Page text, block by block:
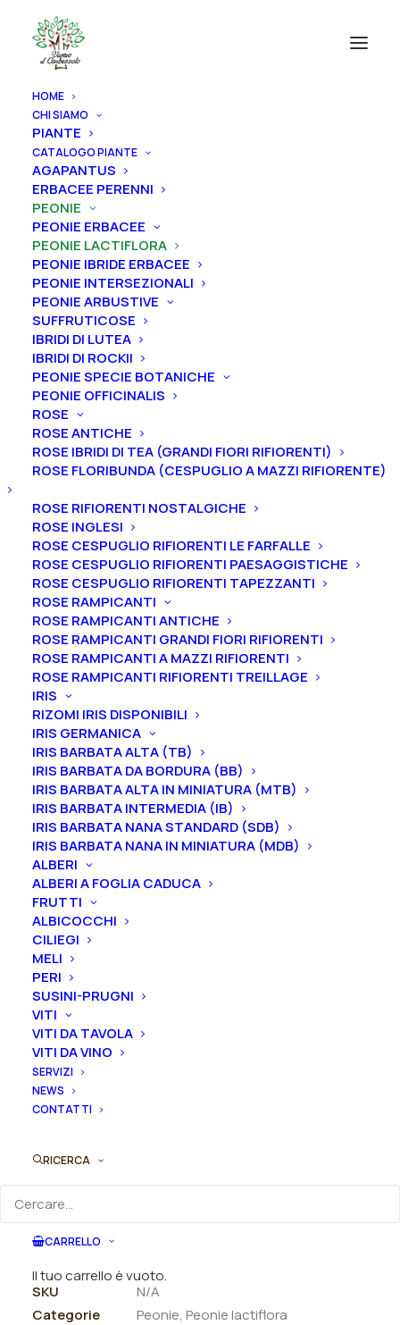
HOME
CHI SIAMO
PIANTE
CATALOGO PIANTE
AGAPANTUS
ERBACEE PERENNI
PEONIE
PEONIE ERBACEE
PEONIE LACTIFLORA
PEONIE IBRIDE ERBACEE
PEONIE INTERSEZIONALI
PEONIE ARBUSTIVE
SUFFRUTICOSE
IBRIDI DI LUTEA
IBRIDI DI ROCKII
PEONIE SPECIE BOTANICHE
PEONIE OFFICINALIS
ROSE
ROSE ANTICHE
ROSE IBRIDI DI TEA (GRANDI FIORI RIFIORENTI)
ROSE FLORIBUNDA (CESPUGLIO A MAZZI RIFIORENTE)
ROSE RIFIORENTI NOSTALGICHE
ROSE INGLESI
ROSE CESPUGLIO RIFIORENTI LE FARFALLE
ROSE CESPUGLIO RIFIORENTI PAESAGGISTICHE
ROSE CESPUGLIO RIFIORENTI TAPEZZANTI
ROSE RAMPICANTI
ROSE RAMPICANTI ANTICHE
ROSE RAMPICANTI GRANDI FIORI RIFIORENTI
ROSE RAMPICANTI A MAZZI RIFIORENTI
ROSE RAMPICANTI RIFIORENTI TREILLAGE
IRIS
RIZOMI IRIS DISPONIBILI
IRIS GERMANICA
IRIS BARBATA ALTA (TB)
IRIS BARBATA DA BORDURA (BB)
IRIS BARBATA ALTA IN MINIATURA (MTB)
IRIS BARBATA INTERMEDIA (IB)
IRIS BARBATA NANA STANDARD (SDB)
IRIS BARBATA NANA IN MINIATURA (MDB)
ALBERI
ALBERI A FOGLIA CADUCA
FRUTTI
ALBICOCCHI
CILIEGI
MELI
PERI
SUSINI-PRUGNI
VITI
VITI DA TAVOLA
VITI DA VINO
SERVIZI
NEWS
CONTATTI
RICERCA
CARRELLO
Il tuo carrello è vuoto.
Home Peonie
Peonia lactiflora “Old Faithful”
Peonia lactiflora “Old
Faithful”
55,00€
La peonia lactiflora “Old Faithful” ha un fiore
molto grande, mozzafiato, ottimo per il reciso
color rosso intenso vellutato dai petali materici che
lasciano intravedere appena stami.Il profumo è
assente e la
Ti ricordiamo che le nostre peonie vengono
vendute in vaso, con un apparato radicale ben
affrancato e differente in base alla dimensione della
pianta.
2-3 gemme equivale ad un vaso 16/18/20 cm
3-5 gemme equivale ad un vaso 22/24/26 cm
Gemme
Peonia
lactiflora
"Old
Faithful"
quantità
Ordina subito questo prodotto!
Puoi acquistare ora questo prodotto contattandoci e
indicando la dimensione del vaso desiderata e la
SKU
N/A
Categorie
Peonie, Peonie lactiflora